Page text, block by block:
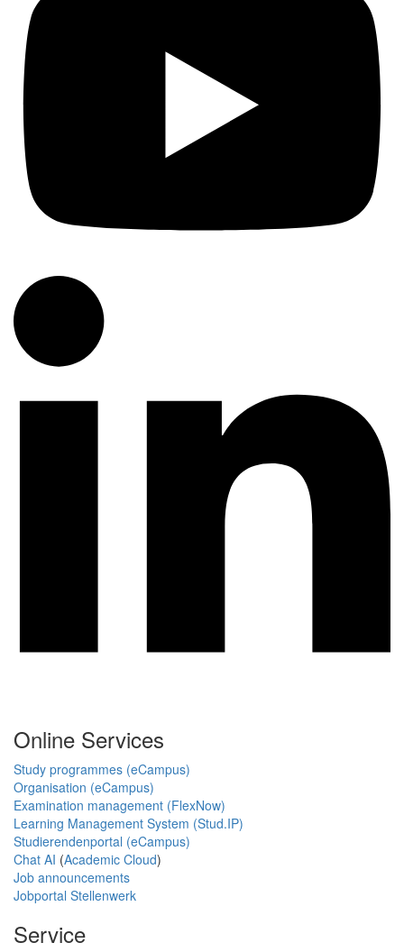
Online Services
Study programmes (eCampus)
Organisation (eCampus)
Examination management (FlexNow)
Learning Management System (Stud.IP)
Studierendenportal (eCampus)
Chat AI (Academic Cloud)
Job announcements
Jobportal Stellenwerk
Service